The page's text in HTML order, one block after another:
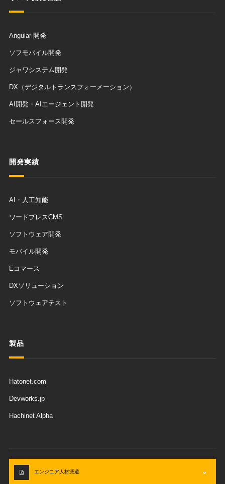
Angular 開発
ソフモバイル開発
ジャワシステム開発
DX（デジタルトランスフォーメーション）
AI開発・AIエージェント開発
セールスフォース開発
開発実績
AI・人工知能
ワードプレスCMS
ソフトウェア開発
モバイル開発
Eコマース
DXソリューション
ソフトウェアテスト
製品
Hatonet.com
Devworks.jp
Hachinet Alpha
エンジニア人材派遣